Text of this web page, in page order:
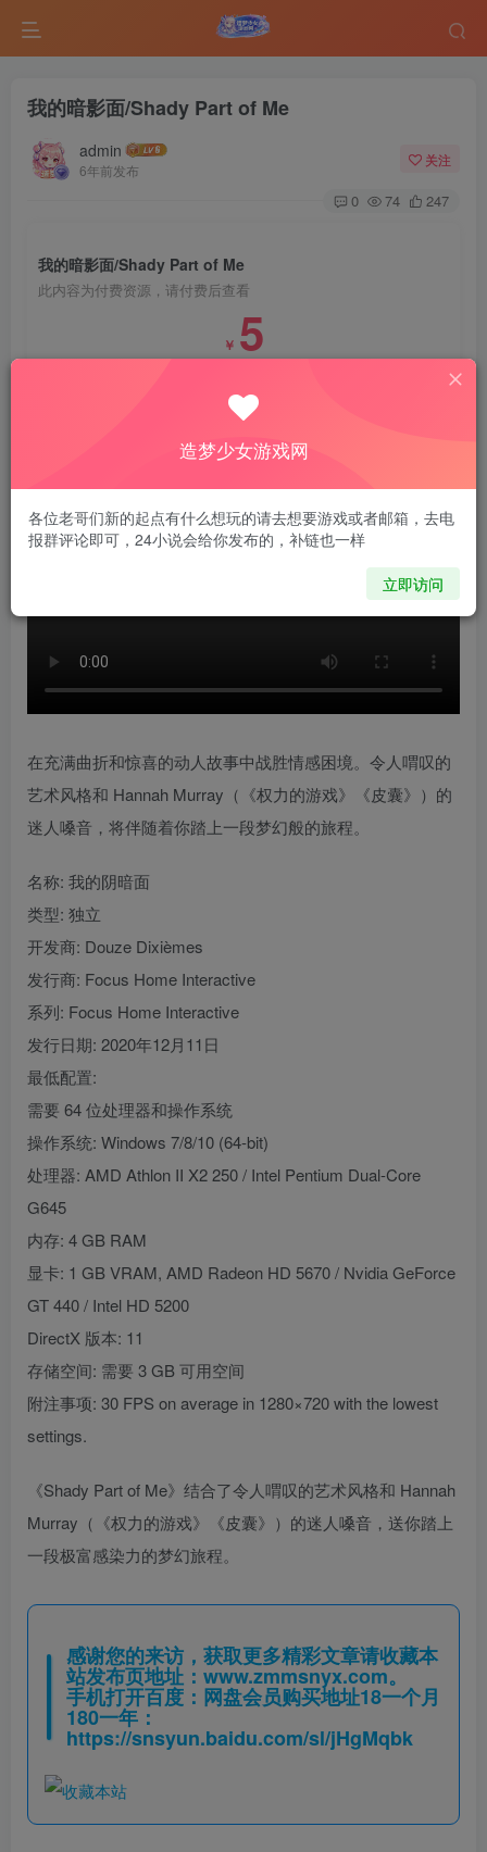
我的暗影面/Shady Part of Me
admin
6年前发布
关注
0 74 247
我的暗影面/Shady Part of Me
此内容为付费资源，请付费后查看
￥ 5
在充满曲折和惊喜的动人故事中战胜情感困境。令人喟叹的
艺术风格和 Hannah Murray（《权力的游戏》《皮囊》）的
迷人嗓音，将伴随着你踏上一段梦幻般的旅程。
名称: 我的阴暗面
类型: 独立
开发商: Douze Dixièmes
发行商: Focus Home Interactive
系列: Focus Home Interactive
发行日期: 2020年12月11日
最低配置:
需要 64 位处理器和操作系统
操作系统: Windows 7/8/10 (64-bit)
处理器: AMD Athlon II X2 250 / Intel Pentium Dual-Core
G645
内存: 4 GB RAM
显卡: 1 GB VRAM, AMD Radeon HD 5670 / Nvidia GeForce
GT 440 / Intel HD 5200
DirectX 版本: 11
存储空间: 需要 3 GB 可用空间
附注事项: 30 FPS on average in 1280×720 with the lowest
settings.
《Shady Part of Me》结合了令人喟叹的艺术风格和 Hannah
Murray（《权力的游戏》《皮囊》）的迷人嗓音，送你踏上
一段极富感染力的梦幻旅程。
感谢您的来访，获取更多精彩文章请收藏本
站发布页地址： www.zmmsnyx.com。
手机打开百度：网盘会员购买地址18一个月
180一年：
https://snsyun.baidu.com/sl/jHgMqbk
造梦少女游戏网
各位老哥们新的起点有什么想玩的请去想要游戏或者邮箱，去电
报群评论即可，24小说会给你发布的，补链也一样
立即访问